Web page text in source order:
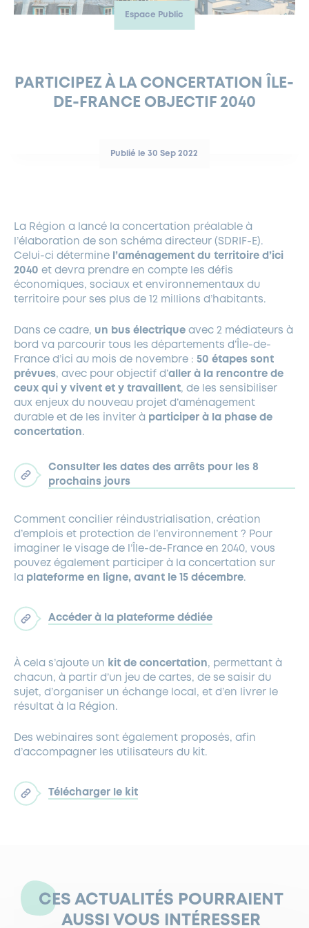
EAU POTABLE ET ASSAINISSEMENT
DÉCLARATION DE CATASTROPHE NATURELLE
LOCATION DE SALLES
INFORMATIONS PRATIQUES
SUBVENTIONS
FERMETURES EXCEPTIONNELLES
PANNEAUX D’AFFICHAGE LIBRE
GRÖBENZELL
DÉVELOPPEMENT DURABLE
DEMANDE D’ABATTAGE
GESTION DU PATRIMOINE ARBORÉ
Espace Public
PARTICIPEZ À LA CONCERTATION ÎLE-
DE-FRANCE OBJECTIF 2040
Publié le 30 Sep 2022
La Région a lancé la concertation préalable à
l’élaboration de son schéma directeur (SDRIF-E).
Celui-ci détermine
l’aménagement du territoire d’ici
2040 et devra prendre en compte les défis
économiques, sociaux et environnementaux du
territoire pour ses plus de 12 millions d’habitants.
Dans ce cadre, un bus électrique avec 2 médiateurs à
bord va parcourir tous les départements d’Île-de-
France d’ici au mois de novembre : 50 étapes sont
prévues, avec pour objectif d’aller à la rencontre de
ceux qui y vivent et y travaillent, de les sensibiliser
aux enjeux du nouveau projet d’aménagement
durable et de les inviter à participer à la phase de
concertation.
Consulter les dates des arrêts pour les 8
prochains jours
Comment concilier réindustrialisation, création
d’emplois et protection de l’environnement ? Pour
imaginer le visage de l’Île-de-France en 2040, vous
pouvez également participer à la concertation sur
la plateforme en ligne, avant le 15 décembre.
Accéder à la plateforme dédiée
À cela s’ajoute un kit de concertation, permettant à
chacun, à partir d’un jeu de cartes, de se saisir du
sujet, d’organiser un échange local, et d’en livrer le
résultat à la Région.
Des webinaires sont également proposés, afin
d’accompagner les utilisateurs du kit.
Télécharger le kit
CES ACTUALITÉS POURRAIENT
AUSSI VOUS INTÉRESSER